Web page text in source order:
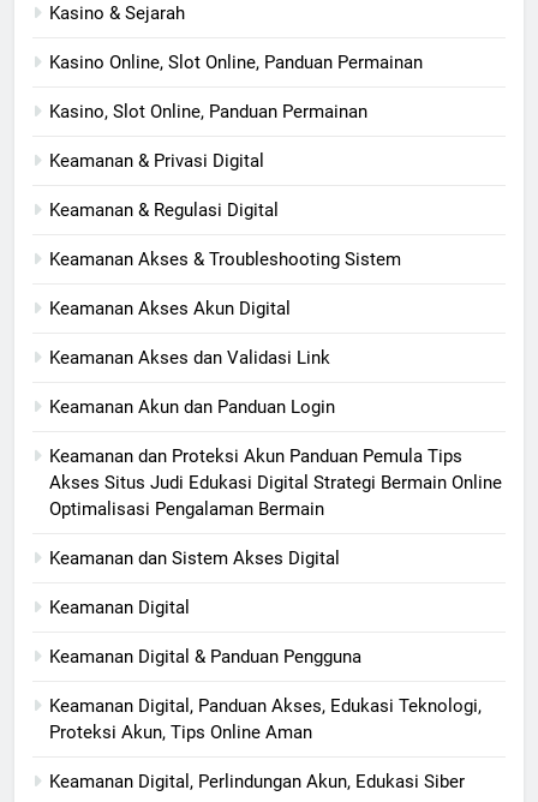
Kasino & Sejarah
Kasino Online, Slot Online, Panduan Permainan
Kasino, Slot Online, Panduan Permainan
Keamanan & Privasi Digital
Keamanan & Regulasi Digital
Keamanan Akses & Troubleshooting Sistem
Keamanan Akses Akun Digital
Keamanan Akses dan Validasi Link
Keamanan Akun dan Panduan Login
Keamanan dan Proteksi Akun Panduan Pemula Tips
Akses Situs Judi Edukasi Digital Strategi Bermain Online
Optimalisasi Pengalaman Bermain
Keamanan dan Sistem Akses Digital
Keamanan Digital
Keamanan Digital & Panduan Pengguna
Keamanan Digital, Panduan Akses, Edukasi Teknologi,
Proteksi Akun, Tips Online Aman
Keamanan Digital, Perlindungan Akun, Edukasi Siber